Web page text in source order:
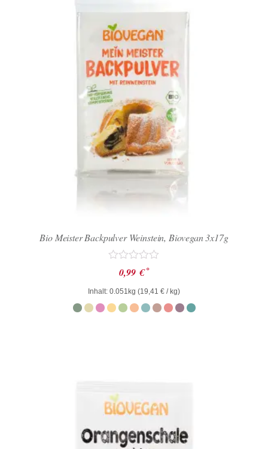
Bio Meister Backpulver Weinstein, Biovegan 3x17g
Bewertet
mit
0
von
5
0,99 € *
Inhalt: 0.051kg (19,41 € / kg)